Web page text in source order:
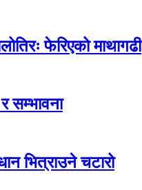
फेरिएको माथागढी
सम्भावना
भित्राउने चटारो